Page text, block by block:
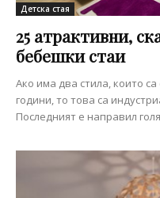
Детска стая
25 атрактивни,
бебешки стаи
Ако има два стила, които
години, то това са
Последният е направил